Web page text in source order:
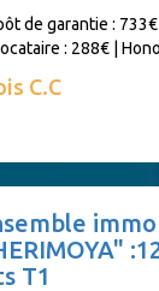
de garantie : 733€
: 288€ |
C.C
T1